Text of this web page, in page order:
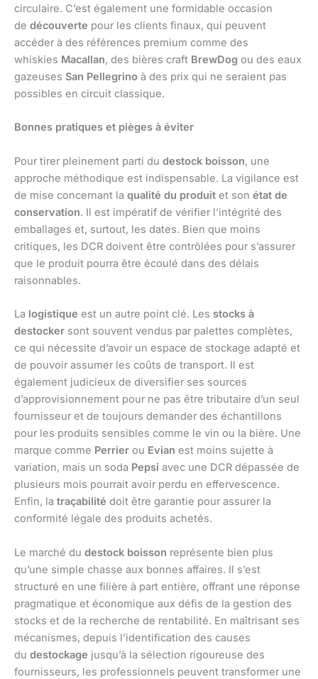
circulaire. C’est également une formidable occasion
de découverte pour les clients finaux, qui peuvent
accéder à des références premium comme des
whiskies Macallan, des bières craft BrewDog ou des eaux
gazeuses San Pellegrino à des prix qui ne seraient pas
possibles en circuit classique.
Bonnes pratiques et pièges à éviter
Pour tirer pleinement parti du destock boisson, une
approche méthodique est indispensable. La vigilance est
de mise concernant la qualité du produit et son état de
conservation. Il est impératif de vérifier l’intégrité des
emballages et, surtout, les dates. Bien que moins
critiques, les DCR doivent être contrôlées pour s’assurer
que le produit pourra être écoulé dans des délais
raisonnables.
La logistique est un autre point clé. Les stocks à
destocker sont souvent vendus par palettes complètes,
ce qui nécessite d’avoir un espace de stockage adapté et
de pouvoir assumer les coûts de transport. Il est
également judicieux de diversifier ses sources
d’approvisionnement pour ne pas être tributaire d’un seul
fournisseur et de toujours demander des échantillons
pour les produits sensibles comme le vin ou la bière. Une
marque comme Perrier ou Evian est moins sujette à
variation, mais un soda Pepsi avec une DCR dépassée de
plusieurs mois pourrait avoir perdu en effervescence.
Enfin, la traçabilité doit être garantie pour assurer la
conformité légale des produits achetés.
Le marché du destock boisson représente bien plus
qu’une simple chasse aux bonnes affaires. Il s’est
structuré en une filière à part entière, offrant une réponse
pragmatique et économique aux défis de la gestion des
stocks et de la recherche de rentabilité. En maîtrisant ses
mécanismes, depuis l’identification des causes
du destockage jusqu’à la sélection rigoureuse des
fournisseurs, les professionnels peuvent transformer une